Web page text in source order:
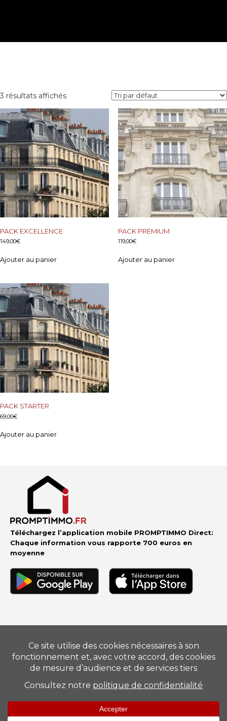
3 résultats affichés
PACK EXCELLENCE
149,00€
Ajouter au panier
PACK PREMIUM
119,00€
Ajouter au panier
PACK STARTER
69,00€
Ajouter au panier
Téléchargez l’application mobile PROMPTIMMO Direct:
Chaque information vous rapporte 700 euros en
moyenne
Vendre–Acheter–Estimer–Nos conseillers–Devenir